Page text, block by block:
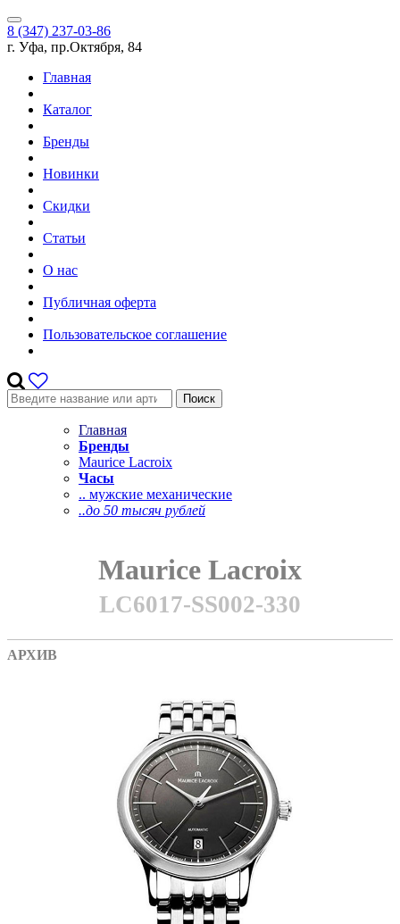
8 (347) 237-03-86
г. Уфа, пр.Октября, 84
Главная
Каталог
Бренды
Новинки
Скидки
Статьи
О нас
Публичная оферта
Пользовательское соглашение
Поиск
Главная
Бренды
Maurice Lacroix
Часы
.. мужские механические
..до 50 тысяч рублей
Maurice Lacroix
LC6017-SS002-330
АРХИВ